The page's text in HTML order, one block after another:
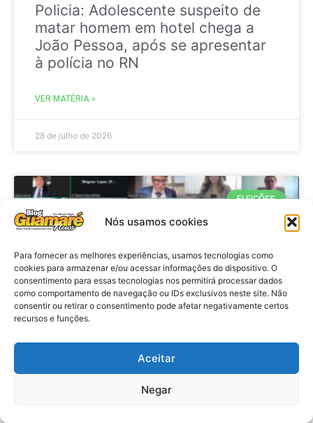
Nós usamos cookies
Para fornecer as melhores experiências, usamos tecnologias como
cookies para armazenar e/ou acessar informações do dispositivo. O
consentimento para essas tecnologias nos permitirá processar dados
como comportamento de navegação ou IDs exclusivos neste site. Não
consentir ou retirar o consentimento pode afetar negativamente certos
recursos e funções.
Aceitar
Negar
Policia: Adolescente suspeito de
matar homem em hotel chega a
João Pessoa, após se apresentar
à polícia no RN
VER MATÉRIA »
28 de julho de 2026
ELEIÇÕES
Eleições 2026: procuradores e
promotores eleitorais realizam
reunião de alinhamento no RN